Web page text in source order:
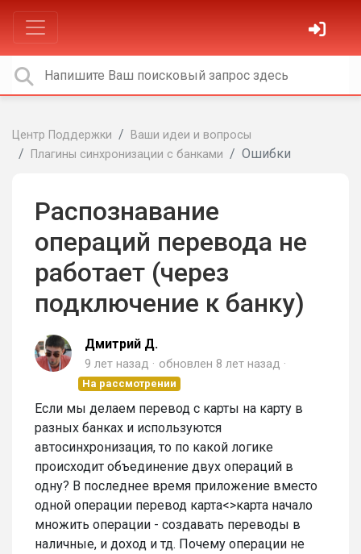
Центр Поддержки
Ваши идеи и вопросы
Плагины синхронизации с банками
Ошибки
Распознавание
операций перевода не
работает (через
подключение к банку)
Дмитрий Д.
9 лет назад обновлен 8 лет назад
На рассмотрении
Если мы делаем перевод с карты на карту в
разных банках и используются
автосинхронизация, то по какой логике
происходит объединение двух операций в
одну? В последнее время приложение вместо
одной операции перевод карта<>карта начало
множить операции - создавать переводы в
наличные, и доход и тд. Почему операции не